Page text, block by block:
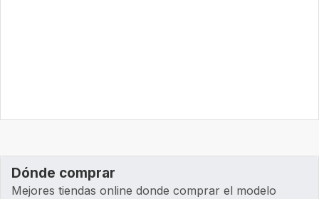
Dónde comprar
Mejores tiendas online donde comprar el modelo